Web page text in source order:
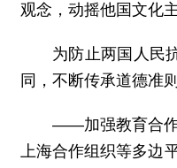
观念，动摇他国文化
为防止两国人民
同，不断传承道德准
——加强教育合作
上海合作组织等多边